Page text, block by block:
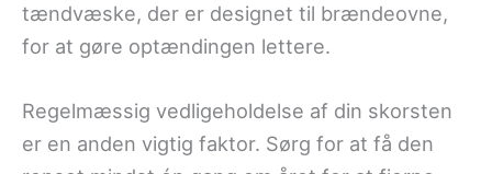
tændvæske, der er designet til brændeovne,
for at gøre optændingen lettere.
Regelmæssig vedligeholdelse af din skorsten
er en anden vigtig faktor. Sørg for at få den